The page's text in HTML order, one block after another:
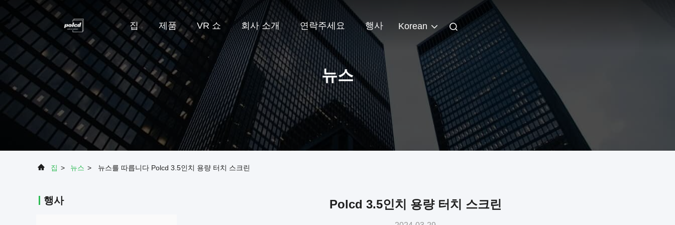
집 제품 VR 쇼 회사 소개 연락주세요 행사 Korean
뉴스
집 > 뉴스 > 뉴스를 따릅니다 Polcd 3.5인치 용량 터치 스크린
행사 Polcd 3.5인치 용량 터치 스크린